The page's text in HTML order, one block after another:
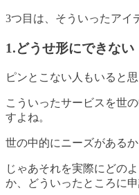
3つ目は、そういったアイ
1.どうせ形にできない
ピンとこない人もいると
こういったサービスを世
すよね。
世の中的にニーズがある
じゃあそれを実際にどの
か、どういったところに